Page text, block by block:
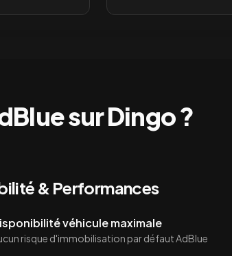
surDingo?
& Performances
véhicule maximale
risque d'immobilisation par défaut AdBlue